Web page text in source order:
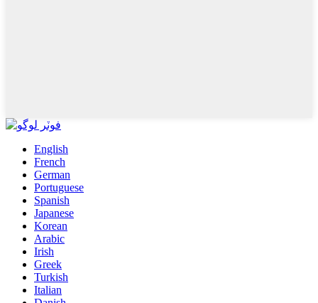
English
French
German
Portuguese
Spanish
Japanese
Korean
Arabic
Irish
Greek
Turkish
Italian